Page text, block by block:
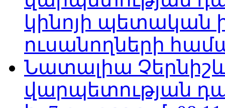
կինոյի պետական
ուսանողների
Նատալիա
վարպետության